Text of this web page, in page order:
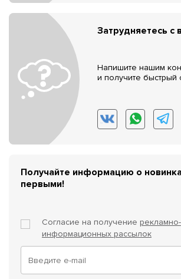
Затрудняетесь с
Напишите нашим
и получите быстрый
Получайте информацию о
первыми!
Согласие на получение рекламно-
информационных рассылок